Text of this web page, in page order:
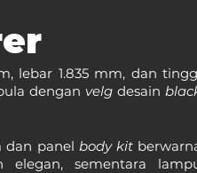
lebar 1.835 mm, dan
dengan velg desain
dan panel body kit
sementara